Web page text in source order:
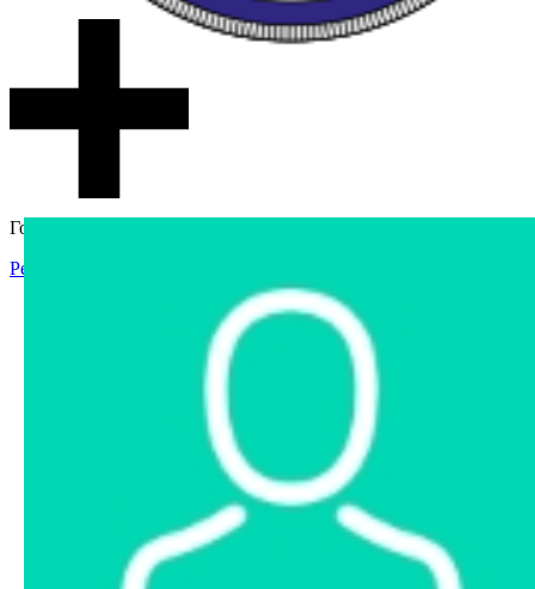
Гостевой доступ
Регистрация
Интернет-магазин
Интернет-витрина
Арестованное имущество
Реестр несостоявшихся торгов
Реестр переоценок
Государственное имущество